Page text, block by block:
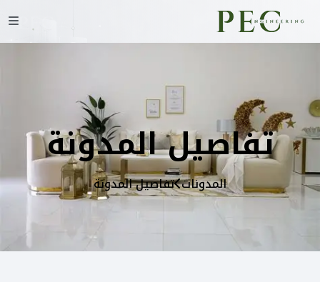
تفاصيل المدونة
المدونات تفاصيل المدونة